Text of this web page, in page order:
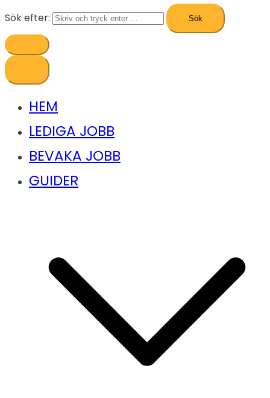
Sök efter:
HEM
LEDIGA JOBB
BEVAKA JOBB
GUIDER